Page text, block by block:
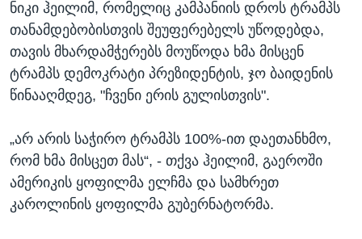
ნიკი ჰეილიმ, რომელიც კამპანიის დროს ტრამპს
თანამდებობისთვის შეუფერებელს უწოდებდა,
თავის მხარდამჭერებს მოუწოდა ხმა მისცენ
ტრამპს დემოკრატი პრეზიდენტის, ჯო ბაიდენის
წინააღმდეგ, "ჩვენი ერის გულისთვის".
„არ არის საჭირო ტრამპს 100%-ით დაეთანხმო,
რომ ხმა მისცეთ მას“, - თქვა ჰეილიმ, გაეროში
ამერიკის ყოფილმა ელჩმა და სამხრეთ
კაროლინის ყოფილმა გუბერნატორმა.